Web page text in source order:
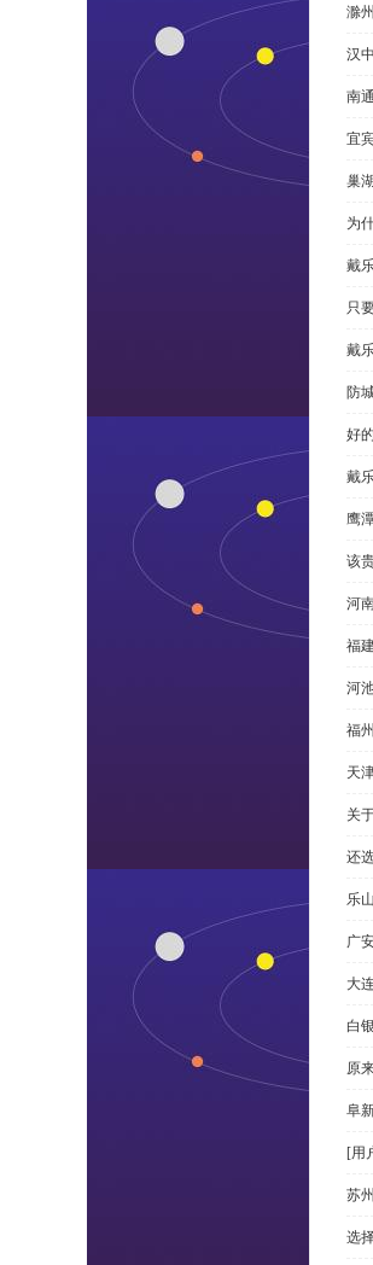
滁
汉
南
宜
巢
为
戴
只
戴
防
好
戴
鹰
该
河
福
河
福
天
关
还
乐
广
大
白
原
阜
[用
苏
选